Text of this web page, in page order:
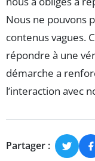
Nous ne pouvons
contenus vagues.
répondre à une
démarche a
l’interaction avec
Partager :